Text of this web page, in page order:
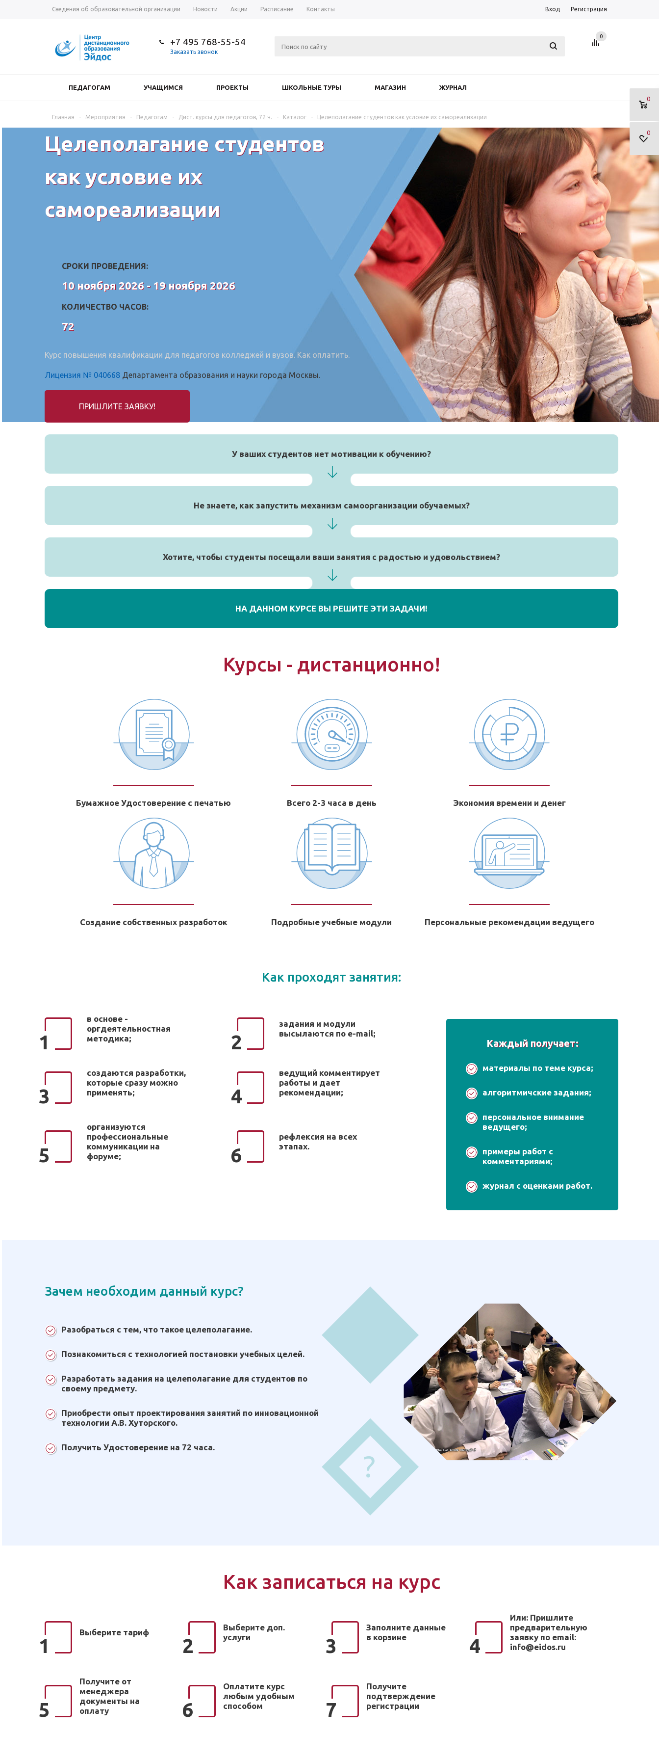
Сведения об образовательной организации Новости Акции Расписание Контакты Вход Регистрация
+7 495 768-55-54
Заказать звонок
0
0
0
ПЕДАГОГАМ УЧАЩИМСЯ ПРОЕКТЫ ШКОЛЬНЫЕ ТУРЫ МАГАЗИН ЖУРНАЛ
Главная - Мероприятия - Педагогам - Дист. курсы для педагогов, 72 ч. - Каталог - Целеполагание студентов как условие их самореализации
Целеполагание студентов
как условие их
самореализации
СРОКИ ПРОВЕДЕНИЯ:
10 ноября 2026 - 19 ноября 2026
КОЛИЧЕСТВО ЧАСОВ:
72
Курс повышения квалификации для педагогов колледжей и вузов. Как оплатить.
Лицензия № 040668 Департамента образования и науки города Москвы.
ПРИШЛИТЕ ЗАЯВКУ!
У ваших студентов нет мотивации к обучению?
Не знаете, как запустить механизм самоорганизации обучаемых?
Хотите, чтобы студенты посещали ваши занятия с радостью и удовольствием?
НА ДАННОМ КУРСЕ ВЫ РЕШИТЕ ЭТИ ЗАДАЧИ!
Курсы - дистанционно!
Бумажное Удостоверение с печатью Всего 2-3 часа в день Экономия времени и денег
Создание собственных разработок Подробные учебные модули Персональные рекомендации ведущего
Как проходят занятия:
1
в основе -
оргдеятельностная
методика;
2
задания и модули
высылаются по e-mail;
3
создаются разработки,
которые сразу можно
применять;
4
ведущий комментирует
работы и дает
рекомендации;
5
организуются
профессиональные
коммуникации на
форуме;
6
рефлексия на всех
этапах.
Каждый получает:
материалы по теме курса;
алгоритмичские задания;
персональное внимание
ведущего;
примеры работ с
комментариями;
журнал с оценками работ.
Зачем необходим данный курс?
Разобраться с тем, что такое целеполагание.
Познакомиться с технологией постановки учебных целей.
Разработать задания на целеполагание для студентов по
своему предмету.
Приобрести опыт проектирования занятий по инновационной
технологии А.В. Хуторского.
Получить Удостоверение на 72 часа.
?
Как записаться на курс
1
Выберите тариф
2
Выберите доп.
услуги
3
Заполните данные
в корзине
4
Или: Пришлите
предварительную
заявку по email:
info@eidos.ru
5
Получите от
менеджера
документы на
оплату
6
Оплатите курс
любым удобным
способом
7
Получите
подтверждение
регистрации